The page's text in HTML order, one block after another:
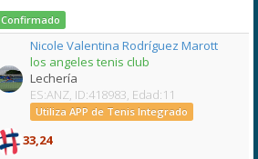
Confirmado
Nicole Valentina Rodríguez Marott
los angeles tenis club
Lechería
ES:ANZ, ID:418983, Edad:11
Utiliza APP de Tenis Integrado
33,24